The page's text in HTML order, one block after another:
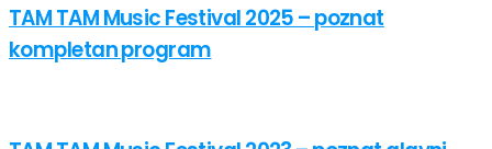
TAM TAM Music Festival 2025 – poznat
kompletan program